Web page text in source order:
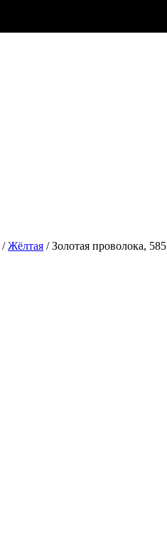
/Жёлтая / Золотая проволока,